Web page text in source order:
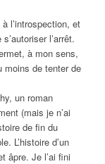
l’introspection, et
l’arrêt.
à mon sens,
moins de tenter de
un roman
(mais je n’ai
de fin du
L’histoire d’un
âpre. Je l’ai fini